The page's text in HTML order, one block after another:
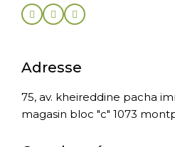
Adresse
75, av. kheireddine pacha
magasin bloc "c" 1073